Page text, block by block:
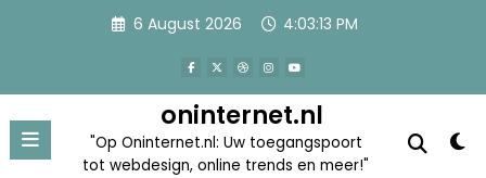
6 August 2026 4:03:14 PM
oninternet.nl
"Op Oninternet.nl: Uw toegangspoort
tot webdesign, online trends en meer!"